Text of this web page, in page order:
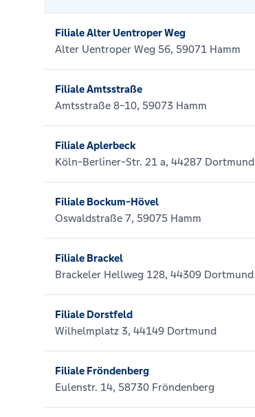
Filiale Alter Uentroper Weg
Alter Uentroper Weg 56, 59071 Hamm
Filiale Amtsstraße
Amtsstraße 8-10, 59073 Hamm
Filiale Aplerbeck
Köln-Berliner-Str. 21 a, 44287 Dortmund
Filiale Bockum-Hövel
Oswaldstraße 7, 59075 Hamm
Filiale Brackel
Brackeler Hellweg 128, 44309 Dortmund
Filiale Dorstfeld
Wilhelmplatz 3, 44149 Dortmund
Filiale Fröndenberg
Eulenstr. 14, 58730 Fröndenberg